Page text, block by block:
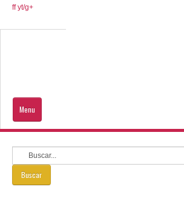
ff yt/g+
Menu
Hidalgo
Buscar